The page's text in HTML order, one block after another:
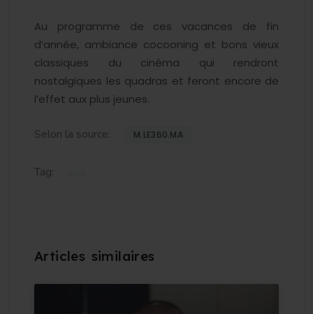
Au programme de ces vacances de fin
d’année, ambiance cocooning et bons vieux
classiques du cinéma qui rendront
nostalgiques les quadras et feront encore de
l’effet aux plus jeunes.
Selon la source: M.LE360.MA
Tag: